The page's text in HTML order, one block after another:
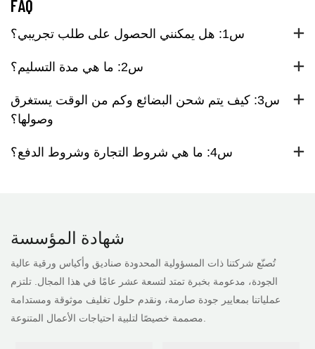
FAQ
س1: هل يمكنني الحصول على طلب تجريبي؟
س2: ما هي مدة التسليم؟
س3: كيف يتم شحن البضائع وكم من الوقت يستغرق
وصولها؟
س4: ما هي شروط التجارة وشروط الدفع؟
شهادة المؤسسة
تُصنّع شركتنا ذات المسؤولية المحدودة صناديق وأكياس ورقية عالية
الجودة، مدعومة بخبرة تمتد لتسعة عشر عامًا في هذا المجال. تلتزم
عملياتنا بمعايير جودة صارمة، ونقدم حلول تغليف موثوقة ومستدامة